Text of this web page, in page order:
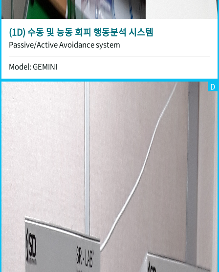
(1D) 수동 및 능동 회피 행동분석 시스템
Passive/Active Avoidance system
Model: GEMINI
D